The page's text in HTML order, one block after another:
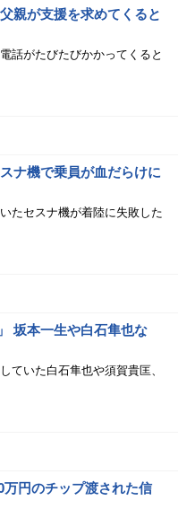
親が支援を求めてくると
話がたびたびかかってくると
ナ機で乗員が血だらけに
たセスナ機が着陸に失敗した
坂本一生や白石隼也な
ていた白石隼也や須賀貴匡、
円のチップ渡された信